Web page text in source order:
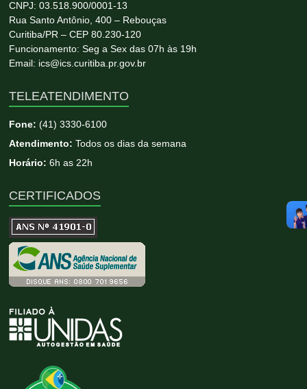
CNPJ: 03.518.900/0001-13
Rua Santo Antônio, 400 – Rebouças
Curitiba/PR – CEP 80.230-120
Funcionamento: Seg a Sex das 07h às 19h
Email: ics@ics.curitiba.pr.gov.br
TELEATENDIMENTO
Fone:(41) 3330-6100
Atendimento: Todos os dias da semana
Horário: 6h as 22h
CERTIFICADOS